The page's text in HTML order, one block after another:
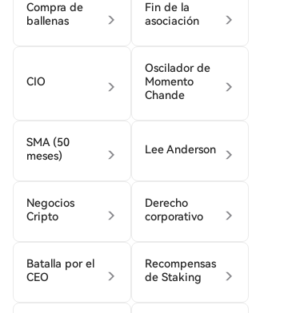
Compra de
ballenas
Fin de la
asociación
CIO
Oscilador de
Momento
Chande
SMA (50
meses)
Lee Anderson
Negocios
Cripto
Derecho
corporativo
Batalla por el
CEO
Recompensas
de Staking